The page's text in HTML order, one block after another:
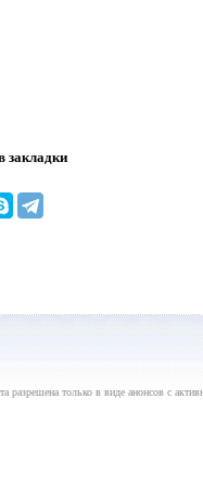
закладки
разрешена только в виде анонсов с